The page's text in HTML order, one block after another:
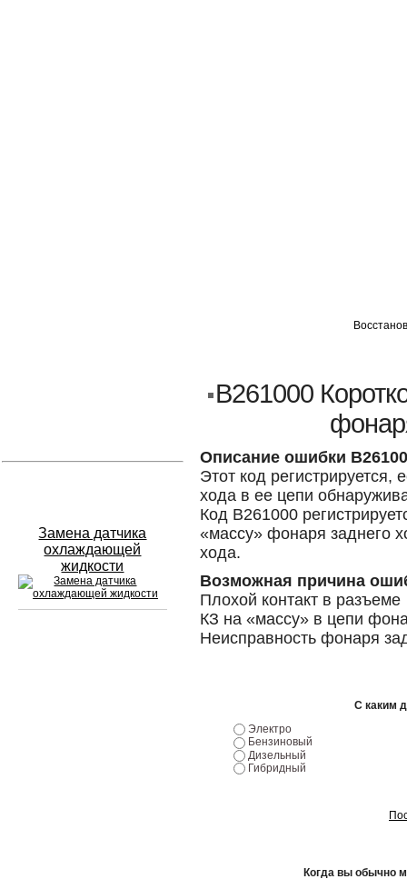
Замена датчика
охлаждающей
жидкости
B261000
Описание ошибки
Этот код
хода в ее цепи
Код B261000
«массу» фонаря заднего
хода.
Возможная причина
Плохой контакт в разъеме
КЗ на «массу» в цепи
Неисправность фонаря
С каким
Электро
Бензиновый
Дизельный
Гибридный
Когда вы обычно